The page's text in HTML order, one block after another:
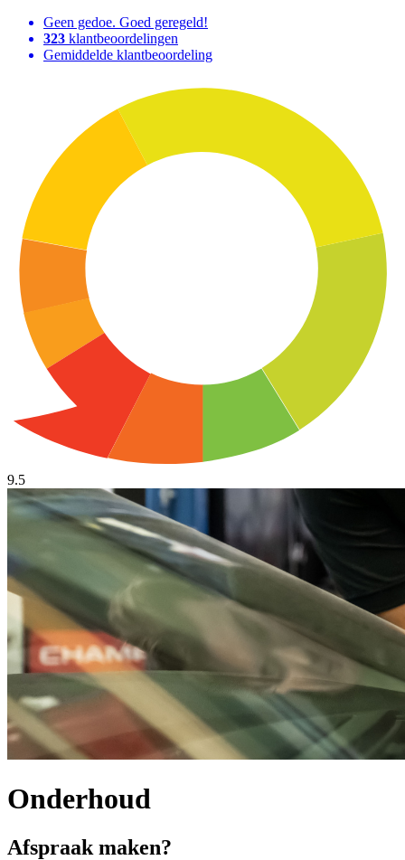
Geen gedoe. Goed geregeld!
323 klantbeoordelingen
Gemiddelde klantbeoordeling
9.5
Onderhoud
Afspraak maken?